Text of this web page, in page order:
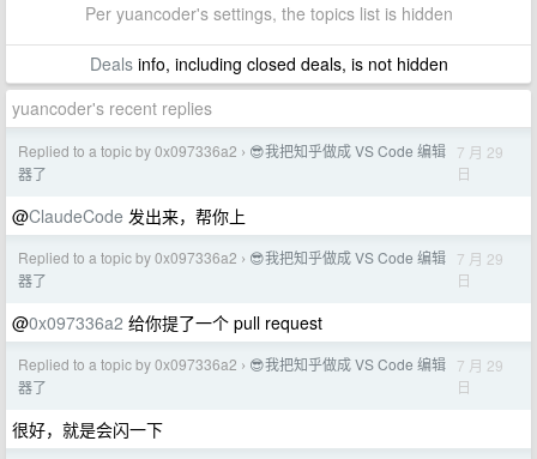
Per yuancoder's settings, the topics list is hidden
Dealsinfo, including closed deals, is not hidden
yuancoder's recent replies
Replied to a topic by 0x097336a2 › 😎我把知乎做成 VS Code 编辑
器了
7 月 29
日
@ClaudeCode 发出来，帮你上
Replied to a topic by 0x097336a2 › 😎我把知乎做成 VS Code 编辑
器了
7 月 29
日
@0x097336a2 给你提了一个 pull request
Replied to a topic by 0x097336a2 › 😎我把知乎做成 VS Code 编辑
器了
7 月 29
日
很好，就是会闪一下